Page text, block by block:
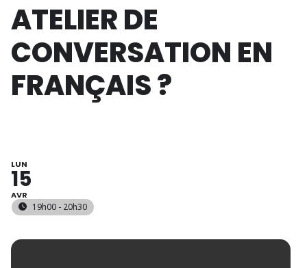
ATELIER DE
CONVERSATION EN
FRANÇAIS ?
LUN
15
AVR
19h00 - 20h30